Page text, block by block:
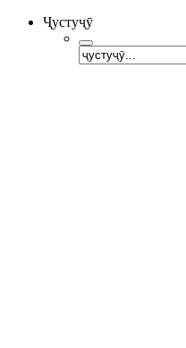
Ҷустуҷӯ